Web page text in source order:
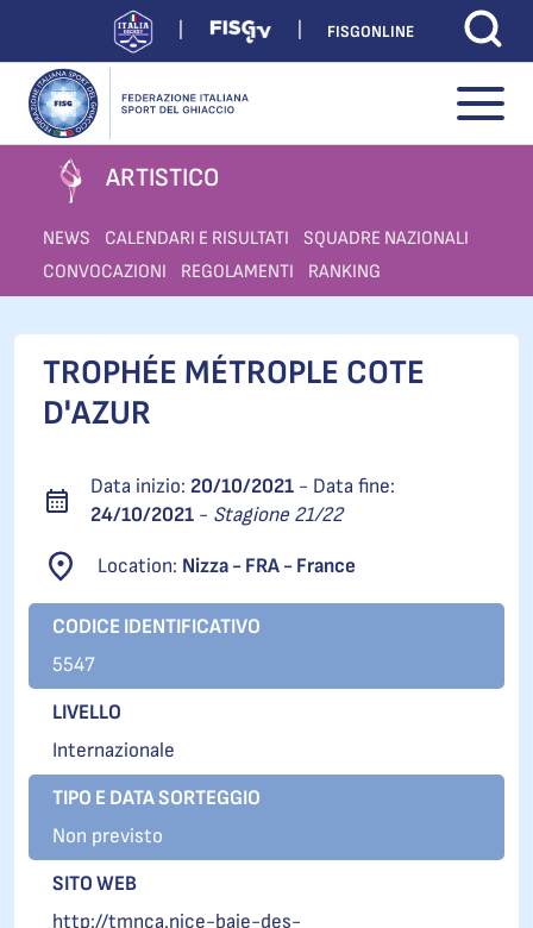
FISGONLINE
ARTISTICO
NEWS CALENDARI E RISULTATI
SQUADRE NAZIONALI
CONVOCAZIONI
REGOLAMENTI RANKING
TROPHÉE MÉTROPLE COTE
D'AZUR
Data inizio: 20/10/2021 - Data fine:
24/10/2021 - Stagione 21/22
Location: Nizza - FRA - France
CODICE IDENTIFICATIVO
5547
LIVELLO
Internazionale
TIPO E DATA SORTEGGIO
Non previsto
SITO WEB
http://tmnca.nice-baie-des-